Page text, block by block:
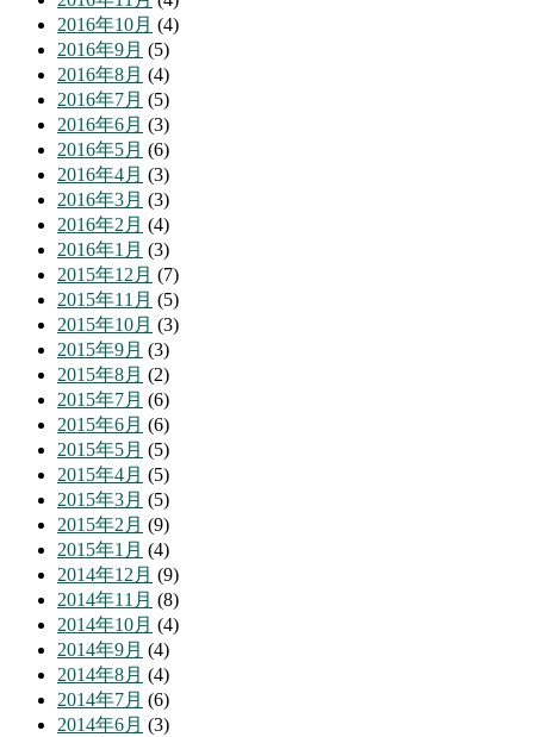
2016年10月 (4)
2016年9月 (5)
2016年8月 (4)
2016年7月 (5)
2016年6月 (3)
2016年5月 (6)
2016年4月 (3)
2016年3月 (3)
2016年2月 (4)
2016年1月 (3)
2015年12月 (7)
2015年11月 (5)
2015年10月 (3)
2015年9月 (3)
2015年8月 (2)
2015年7月 (6)
2015年6月 (6)
2015年5月 (5)
2015年4月 (5)
2015年3月 (5)
2015年2月 (9)
2015年1月 (4)
2014年12月 (9)
2014年11月 (8)
2014年10月 (4)
2014年9月 (4)
2014年8月 (4)
2014年7月 (6)
2014年6月 (3)